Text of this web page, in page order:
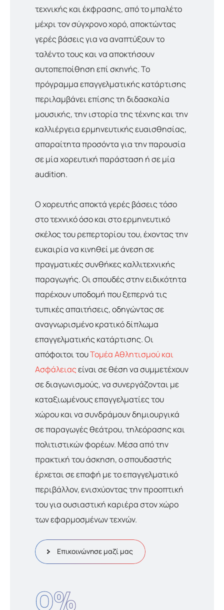
τεχνικής και έκφρασης, από το μπαλέτο
μέχρι τον σύγχρονο χορό, αποκτώντας
γερές βάσεις για να αναπτύξουν το
ταλέντο τους και να αποκτήσουν
αυτοπεποίθηση επί σκηνής. Το
πρόγραμμα επαγγελματικής κατάρτισης
περιλαμβάνει επίσης τη διδασκαλία
μουσικής, την ιστορία της τέχνης και την
καλλιέργεια ερμηνευτικής ευαισθησίας,
απαραίτητα προσόντα για την παρουσία
σε μία χορευτική παράσταση ή σε μία
audition.
Ο χορευτής αποκτά γερές βάσεις τόσο
στο τεχνικό όσο και στο ερμηνευτικό
σκέλος του ρεπερτορίου του, έχοντας την
ευκαιρία να κινηθεί με άνεση σε
πραγματικές συνθήκες καλλιτεχνικής
παραγωγής. Οι σπουδές στην ειδικότητα
παρέχουν υποδομή που ξεπερνά τις
τυπικές απαιτήσεις, οδηγώντας σε
αναγνωρισμένο κρατικό δίπλωμα
επαγγελματικής κατάρτισης. Οι
απόφοιτοι τουΤομέα Αθλητισμού και
Ασφάλειαςείναι σε θέση να συμμετέχουν
σε διαγωνισμούς, να συνεργάζονται με
καταξιωμένους επαγγελματίες του
χώρου και να συνδράμουν δημιουργικά
σε παραγωγές θεάτρου, τηλεόρασης και
πολιτιστικών φορέων. Μέσα από την
πρακτική του άσκηση, ο σπουδαστής
έρχεται σε επαφή με το επαγγελματικό
περιβάλλον, ενισχύοντας την προοπτική
του για ουσιαστική καριέρα στον χώρο
των εφαρμοσμένων τεχνών.
Επικοινώνησε μαζί μας
0%